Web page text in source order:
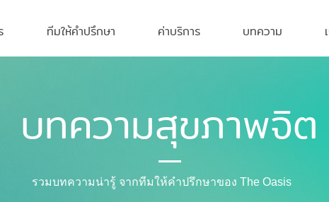
ทีมให้คำปรึกษา ค่าบริการ บทความ
บทความสุขภาพจิต
รวมบทความน่ารู้ จากทีมให้คำปรึกษาของ The Oasis